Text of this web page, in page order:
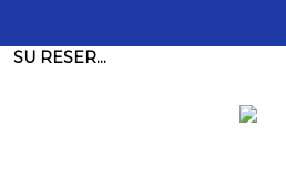
SU RESER...